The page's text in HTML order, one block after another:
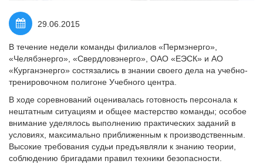
29.06.2015
В течение недели команды филиалов «Пермэнерго»,
«Челябэнерго», «Свердловэнерго», ОАО «ЕЭСК» и АО
«Курганэнерго» состязались в знании своего дела на учебно-
тренировочном полигоне Учебного центра.
В ходе соревнований оценивалась готовность персонала к
нештатным ситуациям и общее мастерство команды; особое
внимание уделялось выполнению практических заданий в
условиях, максимально приближенным к производственным.
Высокие требования судьи предъявляли к знанию теории,
соблюдению бригадами правил техники безопасности.